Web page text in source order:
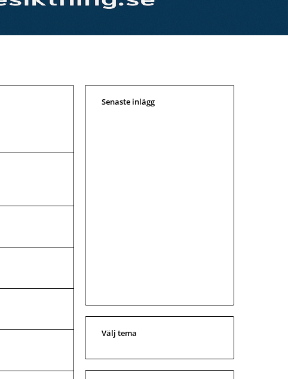
Senaste inlägg
Välj tema